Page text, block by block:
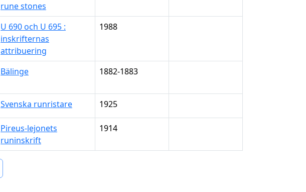
rune stones
U 690 och U 695 :
inskrifternas
attribuering
1988
Bälinge 1882-1883
Svenska runristare 1925
Pireus-lejonets
runinskrift
1914